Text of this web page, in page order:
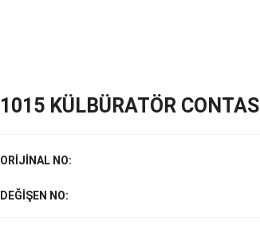
1015 KÜLBÜRATÖR CONTASI
ORİJİNAL NO:
DEĞİŞEN NO: